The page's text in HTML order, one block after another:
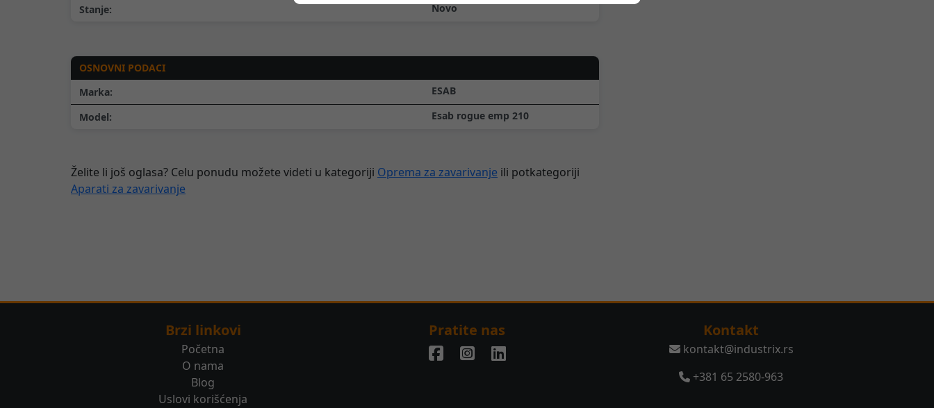
Stanje:
Novo
OSNOVNI PODACI
Marka:
ESAB
Model:
Esab rogue emp 210
Želite li još oglasa? Celu ponudu možete videti u kategoriji Oprema za zavarivanje ili potkategoriji
Aparati za zavarivanje
Brzi linkovi
Početna
O nama
Blog
Uslovi korišćenja
Pratite nas Kontakt
kontakt@industrix.rs
+381 65 2580-963